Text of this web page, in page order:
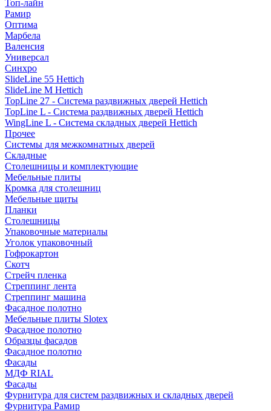
Топ-лайн
Рамир
Оптима
Марбела
Валенсия
Универсал
Синхро
SlideLine 55 Hettich
SlideLine M Hettich
TopLine 27 - Система раздвижных дверей Hettich
TopLine L - Система раздвижных дверей Hettich
WingLine L - Система складных дверей Hettich
Прочее
Системы для межкомнатных дверей
Складные
Столешницы и комплектующие
Мебельные плиты
Кромка для столешниц
Мебельные щиты
Планки
Столешницы
Упаковочные материалы
Уголок упаковочный
Гофрокартон
Скотч
Стрейч пленка
Стреппинг лента
Стреппинг машина
Фасадное полотно
Мебельные плиты Slotex
Фасадное полотно
Образцы фасадов
Фасадное полотно
Фасады
МДФ RIAL
Фасады
Фурнитура для систем раздвижных и складных дверей
Фурнитура Рамир